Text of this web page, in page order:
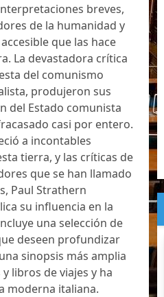
breves,
de la humanidad y
que las hace
La devastadora crítica
del comunismo
produjeron sus
del Estado comunista
casi por entero.
a incontables
tierra, y las críticas de
que se han llamado
Paul Strathern
su influencia en la
una selección de
deseen profundizar
sinopsis más amplia
libros de viajes y ha
moderna italiana.